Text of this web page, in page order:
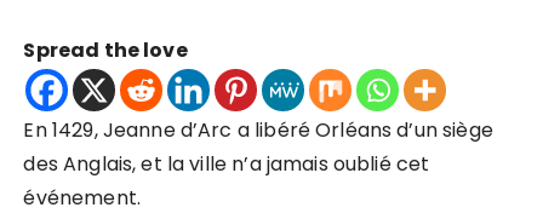
Spread the love
En 1429, Jeanne d’Arc a libéré Orléans d’un siège
des Anglais, et la ville n’a jamais oublié cet
événement.